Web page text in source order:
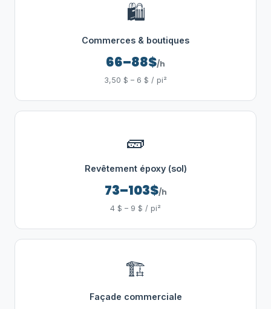
🛍️
Commerces & boutiques
66–88$/h
3,50 $ – 6 $ / pi²
🧱
Revêtement époxy (sol)
73–103$/h
4 $ – 9 $ / pi²
🏗️
Façade commerciale